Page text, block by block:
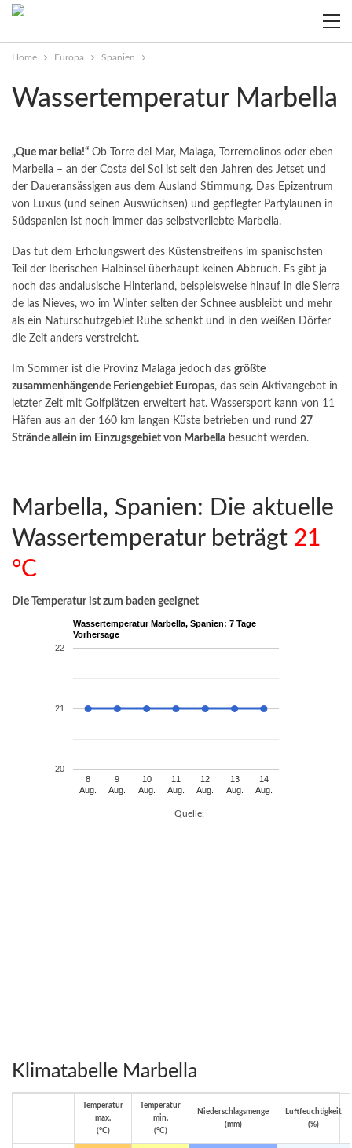
Home Europa Spanien
Wassertemperatur Marbella
„Que mar bella!“ Ob Torre del Mar, Malaga, Torremolinos oder eben
Marbella – an der Costa del Sol ist seit den Jahren des Jetset und
der Daueransässigen aus dem Ausland Stimmung. Das Epizentrum
von Luxus (und seinen Auswüchsen) und gepflegter Partylaunen in
Südspanien ist noch immer das selbstverliebte Marbella.
Das tut dem Erholungswert des Küstenstreifens im spanischsten
Teil der Iberischen Halbinsel überhaupt keinen Abbruch. Es gibt ja
noch das andalusische Hinterland, beispielsweise hinauf in die Sierra
de las Nieves, wo im Winter selten der Schnee ausbleibt und mehr
als ein Naturschutzgebiet Ruhe schenkt und in den weißen Dörfer
die Zeit anders verstreicht.
Im Sommer ist die Provinz Malaga jedoch das größte
zusammenhängende Feriengebiet Europas, das sein Aktivangebot in
letzter Zeit mit Golfplätzen erweitert hat. Wassersport kann von 11
Häfen aus an der 160 km langen Küste betrieben und rund 27
Strände allein im Einzugsgebiet von Marbella besucht werden.
Marbella, Spanien: Die aktuelle
Wassertemperatur beträgt 21
°C
Die Temperatur ist zum baden geeignet
Wassertemperatur Marbella, Spanien: 7 Tage
Vorhersage
8
Aug.
9
Aug.
10
Aug.
11
Aug.
12
Aug.
13
Aug.
14
Aug.
20
21
22
Quelle:
Klimatabelle Marbella
Temperatur
max.
(°C)
Temperatur
min.
(°C)
Niederschlagsmenge
(mm)
Luftfeuchtigkeit
(%)